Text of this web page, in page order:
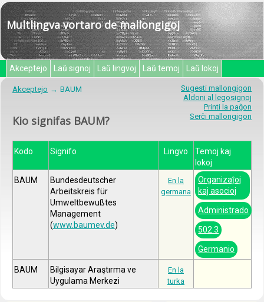
Multlingva vortaro de mallongigoj
Akceptejo Laŭ signoj Laŭ lingvoj Laŭ temoj Laŭ lokoj
Sugesti mallongigon
Aldoni al legosignoj
Printi la paĝon
Serĉi mallongigon
Akceptejo BAUM
Kio signifas BAUM?
Kodo Signifo Lingvo
Temoj kaj
lokoj
BAUM
Bundesdeutscher
Arbeitskreis für
Umweltbewußtes
Management
(www.baumev.de)
En la
germana
Organizaĵoj
kaj asocioj
Administrado
502.3
Germanio
BAUM
Bilgisayar Araştırma ve
Uygulama Merkezi
En la
turka